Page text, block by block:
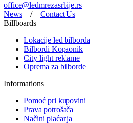
office@ledmrezasrbije.rs
News / Contact Us
Billboards
Lokacije led bilborda
Bilbordi Kopaonik
City light reklame
Oprema za bilborde
Informations
Pomoć pri kupovini
Prava potrošača
Načini plaćanja